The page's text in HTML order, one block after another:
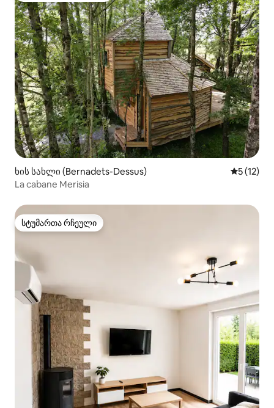
ხის სახლი (Bernadets-Dessus) საშუალო
5 (12)
La cabane Merisia
სტუმართა რჩეული
სტუმართა რჩეული